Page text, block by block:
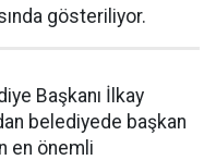
gösteriliyor.
Başkanı İlkay
belediyede başkan
en önemli